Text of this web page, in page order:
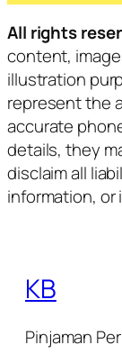
All rights
content,
illustration
represent the
accurate
details, they
disclaim all
information, or
KB
Pinjaman